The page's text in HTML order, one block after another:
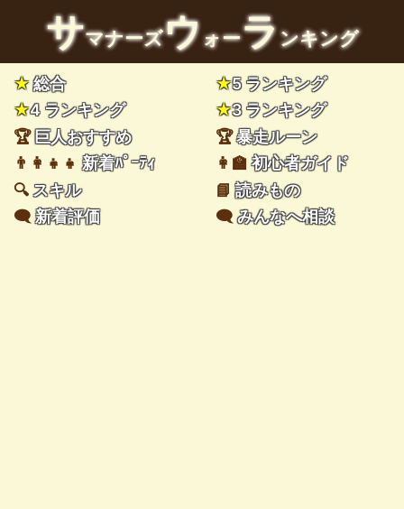
サマナーズウォーランキング
★総合 ★5 ランキング
★4 ランキング ★3 ランキング
🏆巨人おすすめ 🏆暴走ルーン
👨‍👩‍👧‍👧新着ﾊﾟｰﾃｨ 👩‍🏫初心者ガイド
🔍スキル 📘読みもの
🗨️新着評価 🗨️みんなへ相談